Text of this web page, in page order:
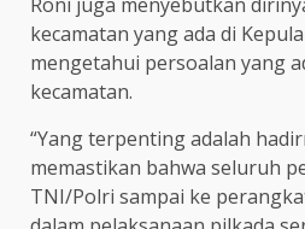
kecamatan yang ada di
mengetahui persoalan yang
kecamatan.
“Yang terpenting adalah
memastikan bahwa seluruh
TNI/Polri sampai ke